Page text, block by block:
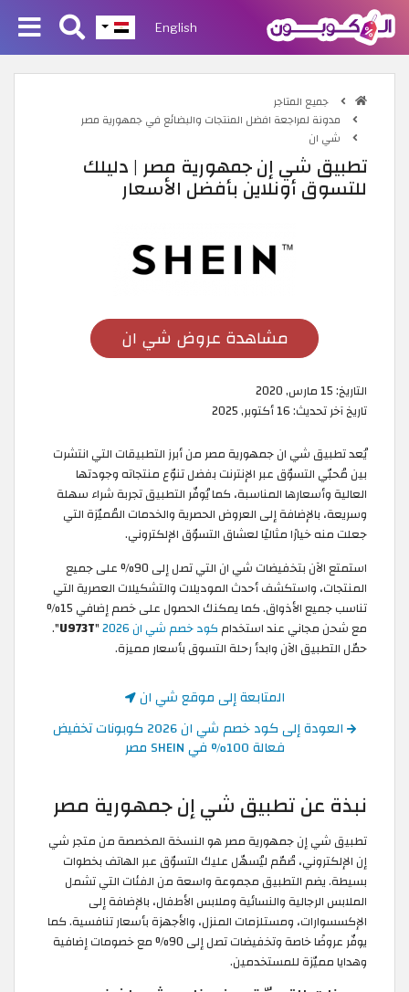
English
جميع المتاجر
مدونة لمراجعة افضل المنتجات والبضائع في جمهورية مصر
شي ان
تطبيق شي إن جمهورية مصر | دليلك
للتسوق أونلاين بأفضل الأسعار
مشاهدة عروض شي ان
التاريخ:15 مارس, 2020
تاريخ آخر تحديث:16 أكتوبر, 2025
يُعد تطبيق شي ان جمهورية مصر من أبرز التطبيقات التي انتشرت
بين مُحبّي التسوّق عبر الإنترنت بفضل تنوّع منتجاته وجودتها
العالية وأسعارها المناسبة، كما يُوفّر التطبيق تجربة شراء سهلة
وسريعة، بالإضافة إلى العروض الحصرية والخدمات المُميّزة التي
جعلت منه خيارًا مثاليًا لعشاق التسوّق الإلكتروني.
استمتع الآن بتخفيضات شي ان التي تصل إلى 90% على جميع
المنتجات، واستكشف أحدث الموديلات والتشكيلات العصرية التي
تناسب جميع الأذواق. كما يمكنك الحصول على خصم إضافي 15%
مع شحن مجاني عند استخدام كود خصم شي ان 2026 "
U973T
".
حمّل التطبيق الآن وابدأ رحلة التسوق بأسعار مميزة.
المتابعة إلى موقع شي ان
العودة إلى كود خصم شي ان 2026 كوبونات تخفيض
فعالة 100% في SHEIN مصر
نبذة عن تطبيق شي إن جمهورية مصر
تطبيق شي إن جمهورية مصر هو النسخة المخصصة من متجر شي
إن الإلكتروني، صُمّم ليُسهّل عليك التسوّق عبر الهاتف بخطوات
بسيطة. يضم التطبيق مجموعة واسعة من الفئات التي تشمل
الملابس الرجالية والنسائية وملابس الأطفال، بالإضافة إلى
الإكسسوارات، ومستلزمات المنزل، والأجهزة بأسعار تنافسية. كما
يوفّر عروضًا خاصة وتخفيضات تصل إلى 90% مع خصومات إضافية
وهدايا مميّزة للمستخدمين.